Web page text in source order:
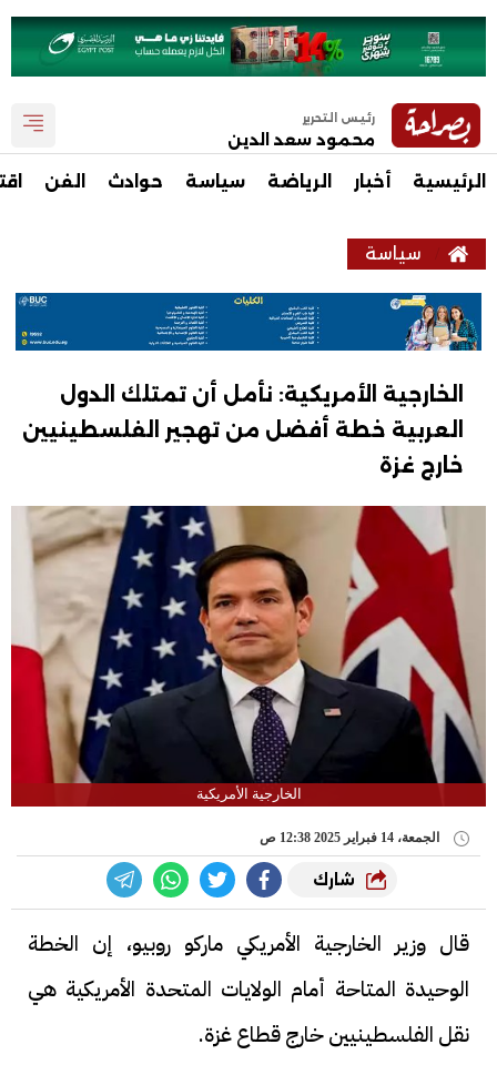
رئيس التحرير
محمود سعد الدين
الرئيسية أخبار الرياضة سياسة حوادث الفن
سياسة
الخارجية الأمريكية: نأمل أن تمتلك الدول
العربية خطة أفضل من تهجير الفلسطينيين
خارج غزة
الخارجية الأمريكية
الجمعة، 14 فبراير 2025 12:38 ص
شارك
قال وزير الخارجية الأمريكي ماركو روبيو، إن الخطة
الوحيدة المتاحة أمام الولايات المتحدة الأمريكية هي
نقل الفلسطينيين خارج قطاع غزة.